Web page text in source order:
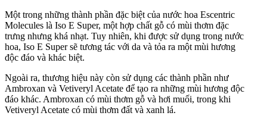
Một trong những thành phần đặc biệt của nước hoa Escentric
Molecules là Iso E Super, một hợp chất gỗ có mùi thơm đặc
trưng nhưng khá nhạt. Tuy nhiên, khi được sử dụng trong nước
hoa, Iso E Super sẽ tương tác với da và tỏa ra một mùi hương
độc đáo và khác biệt.
Ngoài ra, thương hiệu này còn sử dụng các thành phần như
Ambroxan và Vetiveryl Acetate để tạo ra những mùi hương độc
đáo khác. Ambroxan có mùi thơm gỗ và hơi muối, trong khi
Vetiveryl Acetate có mùi thơm đất và xanh lá.